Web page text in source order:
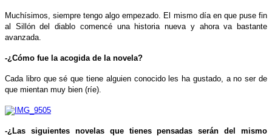
Muchísimos, siempre tengo algo empezado. El mismo día en que puse fin
al Sillón del diablo comencé una historia nueva y ahora va bastante
avanzada.
-¿Cómo fue la acogida de la novela?
Cada libro que sé que tiene alguien conocido les ha gustado, a no ser de
que mientan muy bien (ríe).
-¿Las siguientes novelas que tienes pensadas serán del mismo